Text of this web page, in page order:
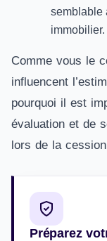
semblable
immobilier.
Comme vous le
influencent
pourquoi il est
évaluation et de
lors de la
Préparez